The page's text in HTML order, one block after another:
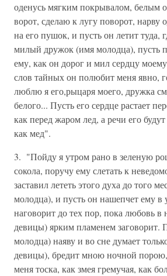
оденусь мягким покрывалом, белым
ворот, сделаю к лугу поворот, нарву
на его пушок, и пусть он летит туда,
милый дружок (имя молодца), пусть
ему, как он дорог и мил сердцу
слов тайных он полюбит меня явно,
люблю я его,рыцаря моего, дружка
белого... Пусть его сердце растает
как перед жаром лед, а речи его
как мед".
3. "Пойду я утром рано в зеленую
сокола, поручу ему слетать к
заставил лететь этого духа до того
молодца), и пусть он нашепчет ему в
наговорит до тех пор, пока любовь
девицы) ярким пламенем заговорит.
молодца) наяву и во сне думает
девицы), бредит мною ночной порою,
меня тоска, как змея гремучая, как